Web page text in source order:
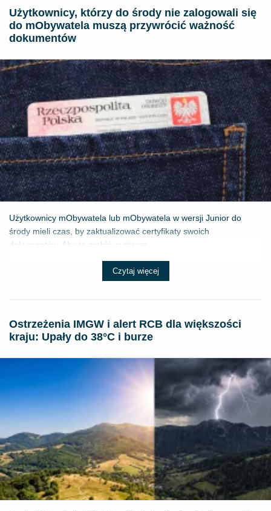
Użytkownicy, którzy do środy nie zalogowali się
do mObywatela muszą przywrócić ważność
dokumentów
Użytkownicy mObywatela lub mObywatela w wersji Junior do
środy mieli czas, by zaktualizować certyfikaty swoich
dokumentów. Aby to zrobić wystarcz...
Czytaj więcej
Ostrzeżenia IMGW i alert RCB dla większości
kraju: Upały do 38°C i burze